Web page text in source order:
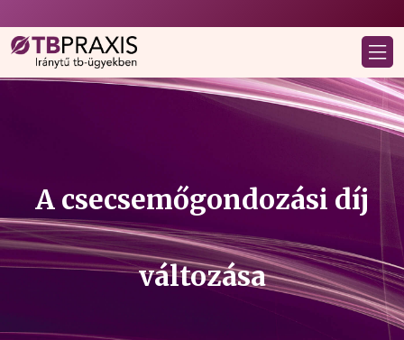
A csecsemőgondozási díj
változása